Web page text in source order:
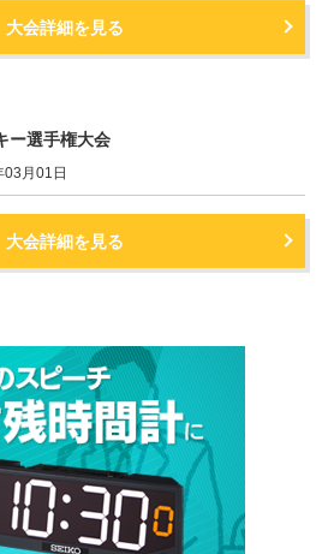
大会詳細を見る
ー選手権大会
月01日
大会詳細を見る